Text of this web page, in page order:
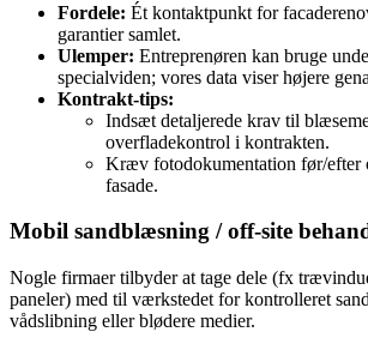
Fordele: Ét kontaktpunkt for
garantier samlet.
Ulemper: Entreprenøren kan bruge
specialviden; vores data viser højere
Kontrakt-tips:
Indsæt detaljerede krav til
overfladekontrol i kontrakten.
Kræv fotodokumentation før/efter
fasade.
Mobil sandblæsning / off-site
Nogle firmaer tilbyder at tage dele (fx
paneler) med til værkstedet for kontrolleret
vådslibning eller blødere medier.